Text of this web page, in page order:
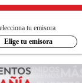
tu emisora
Elige tu emisora